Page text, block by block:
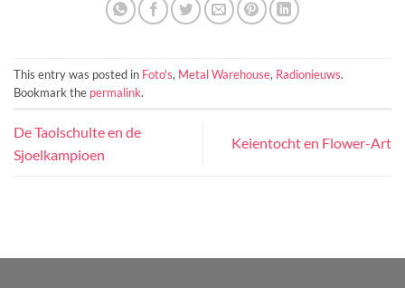
This entry was posted in Foto's Metal Warehouse Radionieuws
Bookmark the permalink
De Taolschulte en de
Sjoelkampioen
Keientocht en Flower-Art